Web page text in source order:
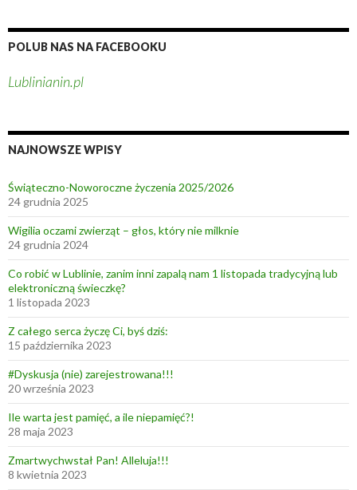
POLUB NAS NA FACEBOOKU
Lublinianin.pl
NAJNOWSZE WPISY
Świąteczno-Noworoczne życzenia 2025/2026
24 grudnia 2025
Wigilia oczami zwierząt – głos, który nie milknie
24 grudnia 2024
Co robić w Lublinie, zanim inni zapalą nam 1 listopada tradycyjną lub
elektroniczną świeczkę?
1 listopada 2023
Z całego serca życzę Ci, byś dziś:
15 października 2023
#Dyskusja (nie) zarejestrowana!!!
20 września 2023
Ile warta jest pamięć, a ile niepamięć?!
28 maja 2023
Zmartwychwstał Pan! Alleluja!!!
8 kwietnia 2023